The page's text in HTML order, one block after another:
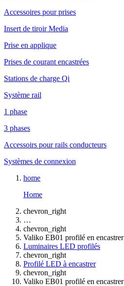
Accessoires pour prises
Insert de tiroir Media
Prise en applique
Prises de courant encastrées
Stations de charge Qi
Système rail
1 phase
3 phases
Accessoirs pour rails conducteurs
Systèmes de connexion
home
Home
chevron_right
…
chevron_right
Valiko EB01 profilé en encastrer
Luminaires LED profilés
chevron_right
Profilé LED à encastrer
chevron_right
Valiko EB01 profilé en encastrer